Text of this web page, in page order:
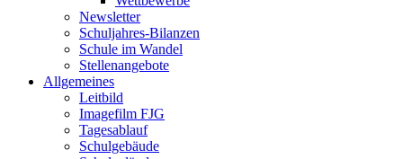
Newsletter
Schuljahres-Bilanzen
Schule im Wandel
Stellenangebote
Allgemeines
Leitbild
Imagefilm FJG
Tagesablauf
Schulgebäude